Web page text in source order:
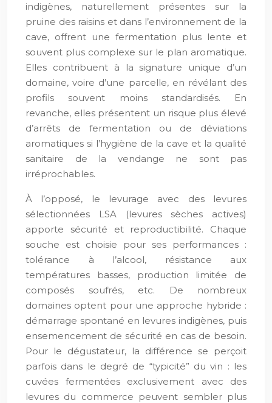
indigènes, naturellement présentes sur la
pruine des raisins et dans l’environnement de la
cave, offrent une fermentation plus lente et
souvent plus complexe sur le plan aromatique.
Elles contribuent à la signature unique d’un
domaine, voire d’une parcelle, en révélant des
profils souvent moins standardisés. En
revanche, elles présentent un risque plus élevé
d’arrêts de fermentation ou de déviations
aromatiques si l’hygiène de la cave et la qualité
sanitaire de la vendange ne sont pas
irréprochables.
À l’opposé, le levurage avec des levures
sélectionnées LSA (levures sèches actives)
apporte sécurité et reproductibilité. Chaque
souche est choisie pour ses performances :
tolérance à l’alcool, résistance aux
températures basses, production limitée de
composés soufrés, etc. De nombreux
domaines optent pour une approche hybride :
démarrage spontané en levures indigènes, puis
ensemencement de sécurité en cas de besoin.
Pour le dégustateur, la différence se perçoit
parfois dans le degré de “typicité” du vin : les
cuvées fermentées exclusivement avec des
levures du commerce peuvent sembler plus